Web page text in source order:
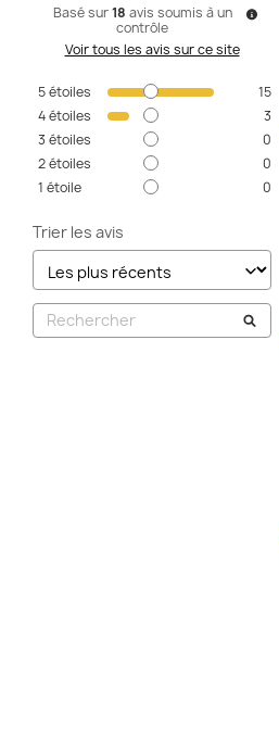
Basé sur18 avis soumis à un
contrôle
Voir tous les avis sur ce site
5étoiles
15
4étoiles
3
3 étoiles
0
2étoiles
0
1 étoile 0
Trier les avis